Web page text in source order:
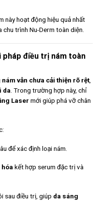
này hoạt động hiệu quả nhất
trình Nu-Derm toàn diện.
pháp điều trị nám toàn
nám vẫn chưa cải thiện rõ rệt,
da. Trong trường hợp này, chỉ
Laser mới giúp phá vỡ chân
để xác định loại nám.
kết hợp serum đặc trị và
sau điều trị, giúp da sáng